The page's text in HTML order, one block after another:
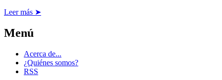
Leer más ➤
Menú
Acerca de...
¿Quiénes somos?
RSS